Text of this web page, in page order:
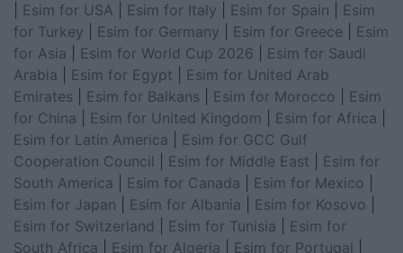
Esim for USA Esim for Italy Esim for Spain
Esim
for Turkey
Esim for Germany Esim for Greece
Esim
for Asia
Esim for World Cup 2026
Esim for Saudi
Arabia
Esim for Egypt
Esim for United Arab
Emirates
Esim for Balkans Esim for Morocco
Esim
for China
Esim for United Kingdom Esim for Africa
Esim for Latin America
Esim for GCC Gulf
Cooperation Council
Esim for Middle East
Esim for
South America
Esim for Canada Esim for Mexico
Esim for Japan
Esim for Albania Esim for Kosovo
Esim for Switzerland
Esim for Tunisia
Esim for
South Africa
Esim for Algeria Esim for Portugal